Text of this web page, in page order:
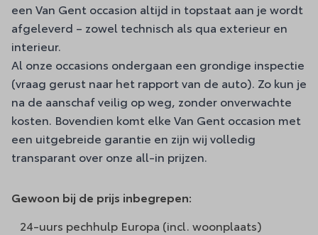
een Van Gent occasion altijd in topstaat aan je wordt
afgeleverd – zowel technisch als qua exterieur en
interieur.
Al onze occasions ondergaan een grondige inspectie
(vraag gerust naar het rapport van de auto). Zo kun je
na de aanschaf veilig op weg, zonder onverwachte
kosten. Bovendien komt elke Van Gent occasion met
een uitgebreide garantie en zijn wij volledig
transparant over onze all-in prijzen.
Gewoon bij de prijs inbegrepen:
24-uurs pechhulp Europa (incl. woonplaats)